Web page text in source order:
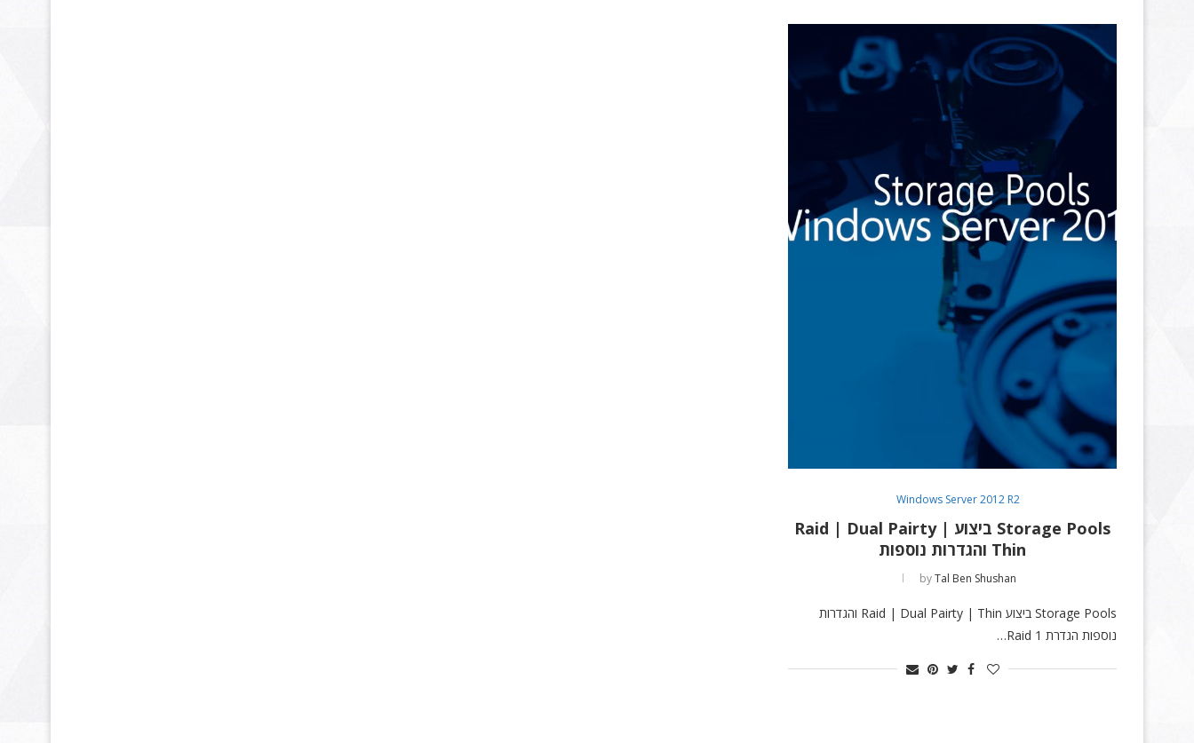
Windows Server 2012 R2
Storage Pools ביצוע Raid | Dual Pairty |
Thin והגדרות נוספות
byTal Ben Shushan
Storage Pools ביצוע Raid | Dual Pairty | Thin והגדרות
נוספות הגדרת Raid 1…